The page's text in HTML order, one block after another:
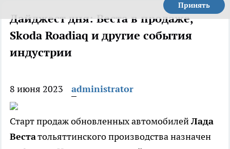
Принять
Дайджест дня: Веста в продаже,
Skoda Roadiaq и другие события
индустрии
8 июня 2023 administrator
Старт продаж обновленных автомобилейЛада
Вестатольяттинского производства назначен